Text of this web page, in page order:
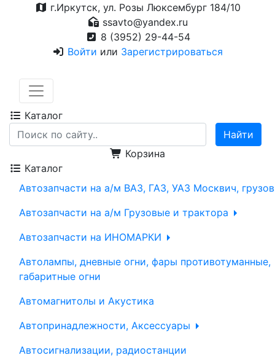
г.Иркутск, ул. Розы Люксембург 184/10
ssavto@yandex.ru
8 (3952) 29-44-54
Войти или Зарегистрироваться
Каталог
Корзина
Каталог
Автозапчасти на а/м ВАЗ, ГАЗ, УАЗ Москвич,
Автозапчасти на а/м Грузовые и трактора
Автозапчасти на ИНОМАРКИ
Автолампы, дневные огни, фары противотуманные,
габаритные огни
Автомагнитолы и Акустика
Автопринадлежности, Аксессуары
Автосигнализации, радиостанции